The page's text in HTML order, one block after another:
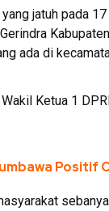
jatuh pada
ada di
Ketua 1
Positif